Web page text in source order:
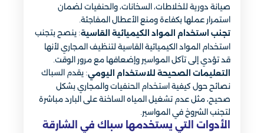
صيانة دورية للخلاطات، السخانات، والحنفيات لضمان
استمرار عملها بكفاءة ومنع الأعطال المفاجئة.
تجنب استخدام المواد الكيميائية القاسية: ينصح بتجنب
استخدام المواد الكيميائية القاسية لتنظيف المجاري لأنها
قد تؤدي إلى تآكل المواسير وإضعافها مع مرور الوقت.
التعليمات الصحيحة للاستخدام اليومي: يقدم السباك
نصائح حول كيفية استخدام الحنفيات والمجاري بشكل
صحيح، مثل عدم تشغيل المياه الساخنة على البارد مباشرة
لتجنب الشروخ في المواسير.
الأدوات التي يستخدمها سباك في الشارقة